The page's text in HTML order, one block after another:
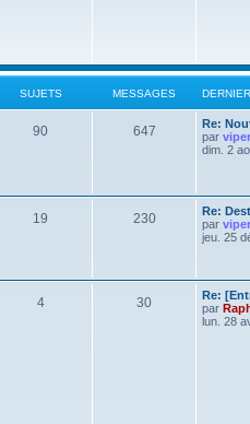
SUJETS MESSAGES
90 647
Re:
par
dim. 2
19 230
Re:
par
jeu. 25
4 30
Re:
par
lun. 28